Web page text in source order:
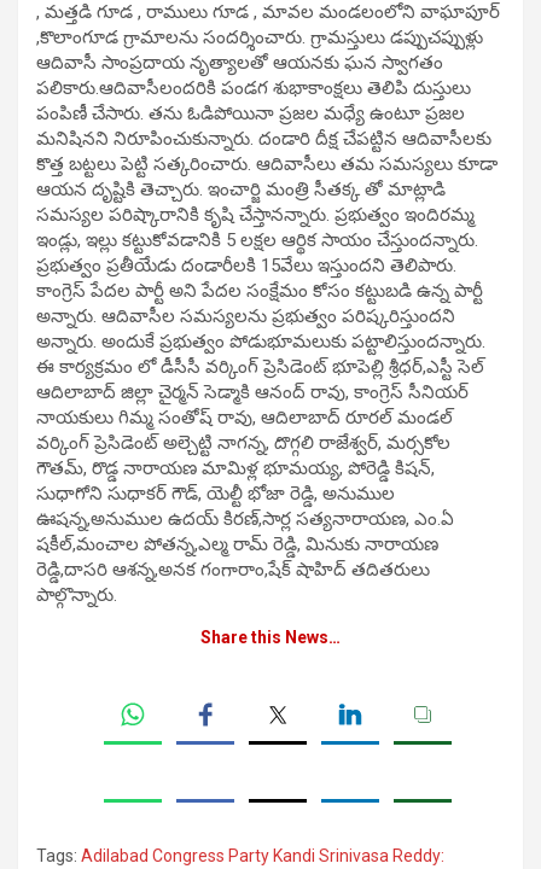
, మ‌త్త‌డి గూడ , రాములు గూడ , మావ‌ల మండలంలోని వాఘాపూర్
,కొలాంగూడ గ్రామాల‌ను సంద‌ర్శించారు. గ్రామ‌స్తులు డ‌ప్పుచ‌ప్పుళ్లు
ఆదివాసీ సాంప్ర‌దాయ నృత్యాల‌తో ఆయ‌న‌కు ఘ‌న స్వాగ‌తం
ప‌లికారు.ఆదివాసీలంద‌రికి పండ‌గ శుభాకాంక్ష‌లు తెలిపి దుస్తులు
పంపిణీ చేసారు. త‌ను ఓడిపోయినా ప్ర‌జ‌ల మ‌ధ్యే ఉంటూ ప్ర‌జ‌ల
మ‌నిషిన‌ని నిరూపించుకున్నారు. దండారి దీక్ష చేప‌ట్టిన ఆదివాసీల‌కు
కొత్త బ‌ట్టలు పెట్టి స‌త్క‌రించారు. ఆదివాసీలు త‌మ స‌మ‌స్య‌లు కూడా
ఆయ‌న దృష్టికి తెచ్చారు. ఇంచార్జి మంత్రి సీత‌క్క తో మాట్లాడి
స‌మ‌స్య‌ల ప‌రిష్కారానికి కృషి చేస్తాన‌న్నారు. ప్ర‌భుత్వం ఇందిర‌మ్మ
ఇండ్లు, ఇల్లు క‌ట్టుకోవ‌డానికి 5 ల‌క్ష‌ల ఆర్థిక సాయం చేస్తుంద‌న్నారు.
ప్ర‌భుత్వం ప్ర‌తీయేడు దండారీల‌కి 15వేలు ఇస్తుంద‌ని తెలిపారు.
కాంగ్రెస్ పేద‌ల పార్టీ అని పేద‌ల సంక్షేమం కోసం క‌ట్టుబ‌డి ఉన్న పార్టీ
అన్నారు. ఆదివాసీల స‌మ‌స్య‌ల‌ను ప్ర‌భుత్వం ప‌రిష్క‌రిస్తుంద‌ని
అన్నారు. అందుకే ప్ర‌భుత్వం పోడుభూమ‌లుకు ప‌ట్టాలిస్తుంద‌న్నారు.
ఈ కార్యక్రమం లో డీసీసీ వర్కింగ్ ప్రెసిడెంట్ భూపెల్లి శ్రీధర్,ఎస్టీ సెల్
ఆదిలాబాద్ జిల్లా చైర్మన్ సెడ్మాకి ఆనంద్ రావు, కాంగ్రెస్ సీనియర్
నాయకులు గిమ్మ సంతోష్ రావు, ఆదిలాబాద్ రూరల్ మండల్
వర్కింగ్ ప్రెసిడెంట్ అల్చెట్టి నాగన్న, దొగ్గలి రాజేశ్వర్, మ‌ర్స‌కోల‌
గౌతమ్, రొడ్డ నారాయణ మామిళ్ల భూమయ్య, పోరెడ్డి కిషన్,
సుధాగోని సుధాకర్ గౌడ్, యెల్టీ భోజా రెడ్డి, అనుముల
ఊషన్న,అనుముల ఉదయ్ కిరణ్,సార్ల సత్యనారాయణ, ఎం.ఏ
షకీల్,మంచాల పోతన్న,ఎల్మ రామ్ రెడ్డి, మినుకు నారాయణ
రెడ్డి,దాసరి ఆశన్న,అనక గంగారాం,షేక్ షాహిద్ తదితరులు
పాల్గొన్నారు.
Share this News…
Tags: Adilabad Congress Party Kandi Srinivasa Reddy: